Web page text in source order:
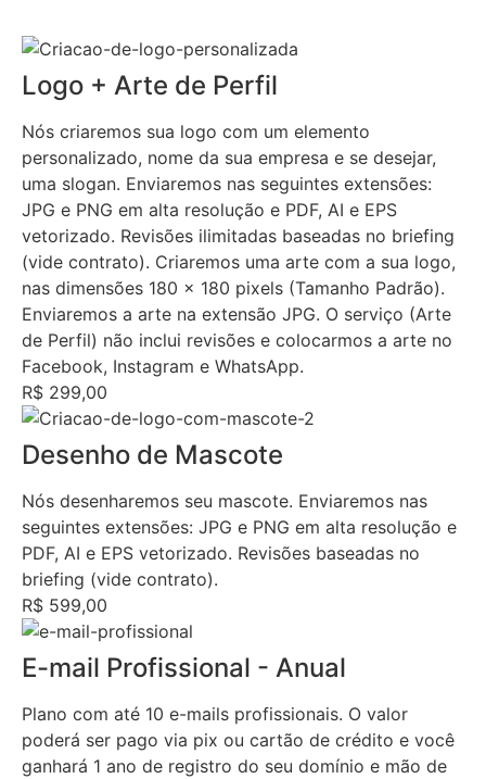
Logo + Arte de Perfil
Nós criaremos sua logo com um elemento
personalizado, nome da sua empresa e se desejar,
uma slogan. Enviaremos nas seguintes extensões:
JPG e PNG em alta resolução e PDF, AI e EPS
vetorizado. Revisões ilimitadas baseadas no briefing
(vide contrato). Criaremos uma arte com a sua logo,
nas dimensões 180 x 180 pixels (Tamanho Padrão).
Enviaremos a arte na extensão JPG. O serviço (Arte
de Perfil) não inclui revisões e colocarmos a arte no
Facebook, Instagram e WhatsApp.
R$ 299,00
Desenho de Mascote
Nós desenharemos seu mascote. Enviaremos nas
seguintes extensões: JPG e PNG em alta resolução e
PDF, AI e EPS vetorizado. Revisões baseadas no
briefing (vide contrato).
R$ 599,00
E-mail Profissional - Anual
Plano com até 10 e-mails profissionais. O valor
poderá ser pago via pix ou cartão de crédito e você
ganhará 1 ano de registro do seu domínio e mão de